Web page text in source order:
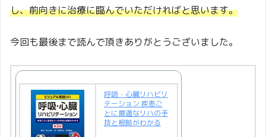
し、前向きに治療に臨んでいただければと思います。
今回も最後まで読んで頂きありがとうございました。
呼吸・心臓リハビリ
テーション 疾患ご
とに最適なリハの手
技と根拠がわかる